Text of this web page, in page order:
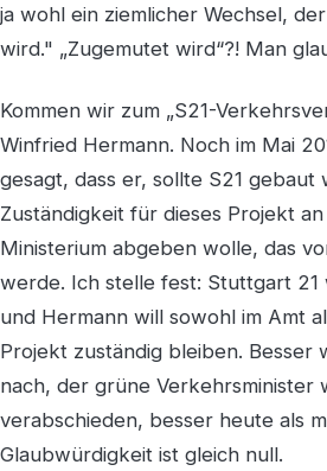
ja wohl ein ziemlicher Wechsel,
wird." „Zugemutet wird“?! Man
Kommen wir zum „S21-
Winfried Hermann. Noch im Mai
gesagt, dass er, sollte S21 gebaut
Zuständigkeit für dieses Projekt
Ministerium abgeben wolle, das
werde. Ich stelle fest: Stuttgart
und Hermann will sowohl im Amt
Projekt zuständig bleiben. Besser
nach, der grüne Verkehrsminister
verabschieden, besser heute als
Glaubwürdigkeit ist gleich null.